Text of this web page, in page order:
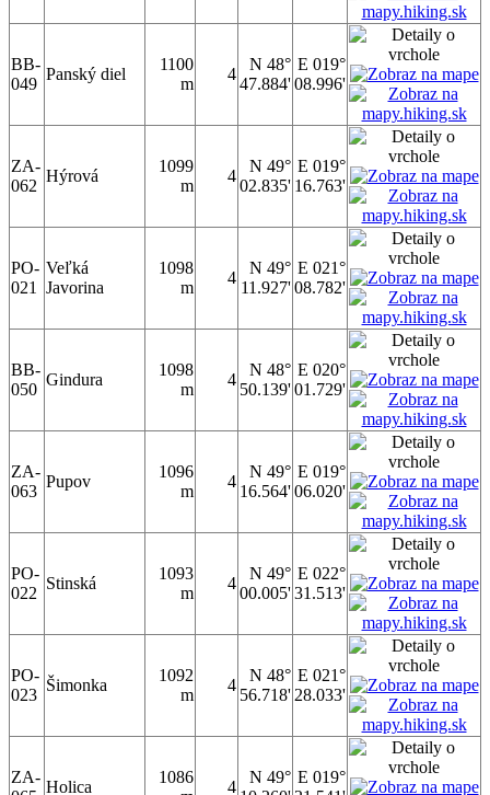
BB-
049
Panský diel
1100
m
4
N 48°
47.884'
E 019°
08.996'
ZA-
062
Hýrová
1099
m
4
N 49°
02.835'
E 019°
16.763'
PO-
021
Veľká
Javorina
1098
m
4
N 49°
11.927'
E 021°
08.782'
BB-
050
Gindura
1098
m
4
N 48°
50.139'
E 020°
01.729'
ZA-
063
Pupov
1096
m
4
N 49°
16.564'
E 019°
06.020'
PO-
022
Stinská
1093
m
4
N 49°
00.005'
E 022°
31.513'
PO-
023
Šimonka
1092
m
4
N 48°
56.718'
E 021°
28.033'
ZA-
Holica
1086
4
N 49° E 019°